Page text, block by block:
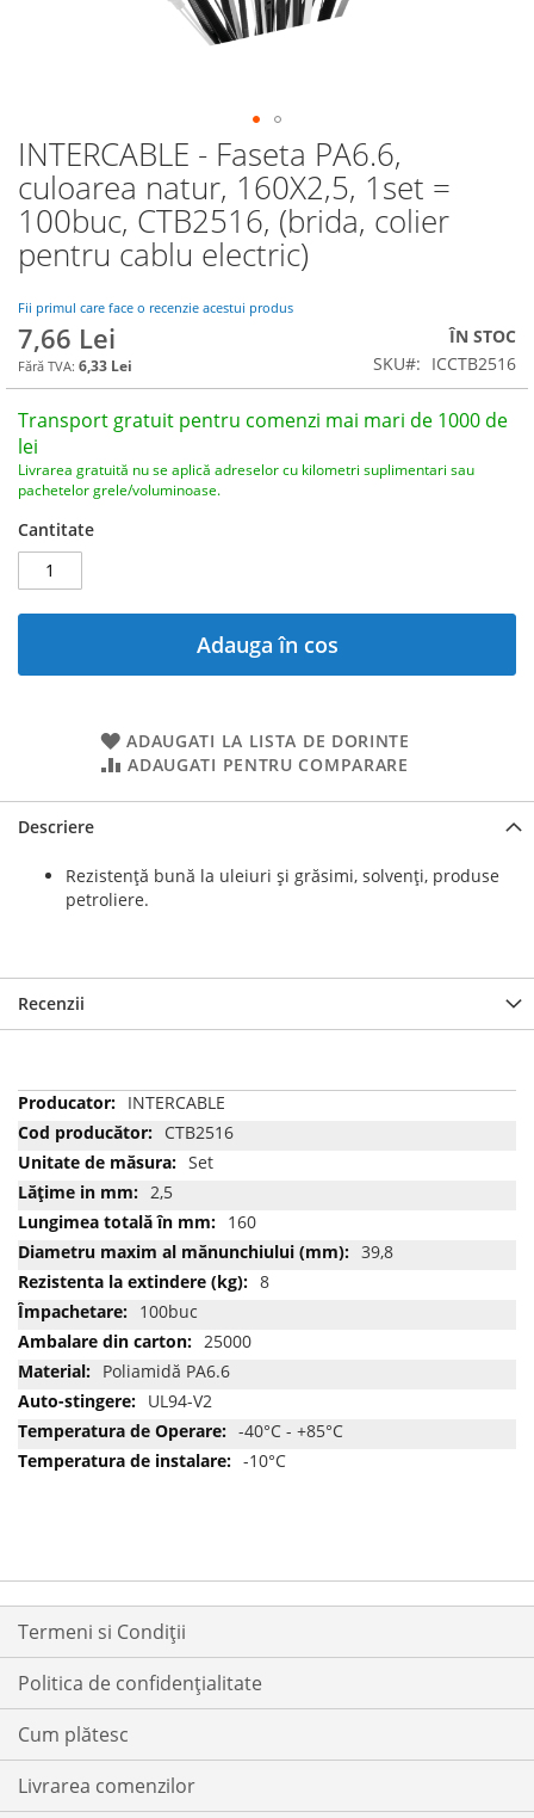
INTERCABLE - Faseta PA6.6,
culoarea natur, 160X2,5, 1set =
100buc, CTB2516, (brida, colier
pentru cablu electric)
Fii primul care face o recenzie acestui produs
7,66 Lei
6,33 Lei
ÎN STOC
SKU
ICCTB2516
Transport gratuit pentru comenzi mai mari de 1000 de
lei
Livrarea gratuită nu se aplică adreselor cu kilometri suplimentari sau
pachetelor grele/voluminoase.
Cantitate
Adauga în cos
ADAUGATI LA LISTA DE DORINTE
ADAUGATI PENTRU COMPARARE
Skip
to
the
beginning
the
gallery
Descriere
Rezistență bună la uleiuri și grăsimi, solvenți, produse
petroliere.
Recenzii
Mai
multe
informatii
INTERCABLE
CTB2516
Set
2,5
160
39,8
8
100buc
25000
Poliamidă PA6.6
UL94-V2
-40°C - +85°C
-10°C
Termeni si Condiții
Politica de confidențialitate
Cum plătesc
Livrarea comenzilor